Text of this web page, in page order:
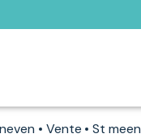
Vente St meen